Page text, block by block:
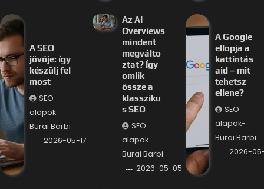
A SEO
jövője: így
készülj fel
most
SEO
alapok-
Burai Barbi
2026-05-17
Az AI
Overviews
mindent
megválto
ztat? Így
omlik
össze a
klassziku
s SEO
SEO
alapok-
Burai Barbi
2026-05-05
A Google
ellopja a
kattintás
aid – mit
tehetsz
ellene?
SEO
alapok-
Burai Barbi
2026-